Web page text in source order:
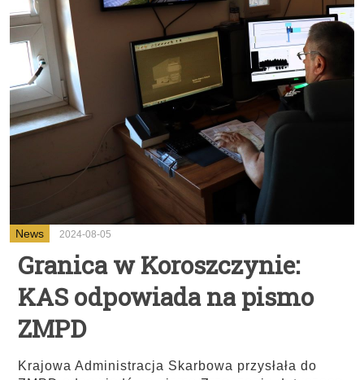
News 2024-08-05
Granica w Koroszczynie:
KAS odpowiada na pismo
ZMPD
Krajowa Administracja Skarbowa przysłała do